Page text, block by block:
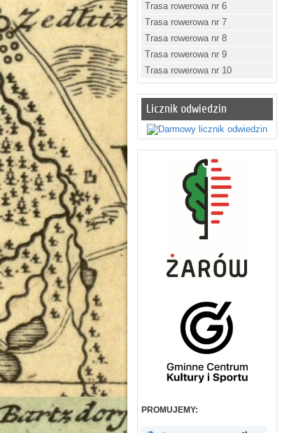
Trasa rowerowa nr 6
Trasa rowerowa nr 7
Trasa rowerowa nr 8
Trasa rowerowa nr 9
Trasa rowerowa nr 10
Licznik odwiedzin
PROMUJEMY: